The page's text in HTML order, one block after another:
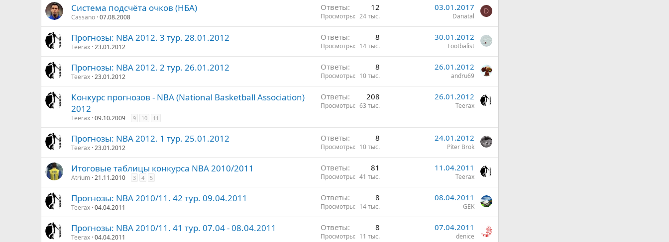
п
Система подсчёта очков (НБА)
Cassano 07.08.2008
Ответы 12
Просмотры 24 тыс.
03.01.2017
Danatal
D
Прогнозы: NBA 2012. 3 тур. 28.01.2012
Teerax 23.01.2012
Ответы 8
Просмотры 14 тыс.
30.01.2012
Footbalist
Прогнозы: NBA 2012. 2 тур. 26.01.2012
Teerax 23.01.2012
Ответы 8
Просмотры 10 тыс.
26.01.2012
andru69
Конкурс прогнозов - NBA (National Basketball Association)
2012
Teerax 09.10.2009 9 10 11
Ответы 208
Просмотры 63 тыс.
26.01.2012
Teerax
Прогнозы: NBA 2012. 1 тур. 25.01.2012
Teerax 23.01.2012
Ответы 8
Просмотры 10 тыс.
24.01.2012
Piter Brok
Итоговые таблицы конкурса NBA 2010/2011
Atrium 21.11.2010 3 4 5
Ответы 81
Просмотры 41 тыс.
11.04.2011
Teerax
Прогнозы: NBA 2010/11. 42 тур. 09.04.2011
Teerax 04.04.2011
Ответы 8
Просмотры 14 тыс.
08.04.2011
GEK
Прогнозы: NBA 2010/11. 41 тур. 07.04 - 08.04.2011
Teerax 04.04.2011
Ответы 8
Просмотры 11 тыс.
07.04.2011
denice